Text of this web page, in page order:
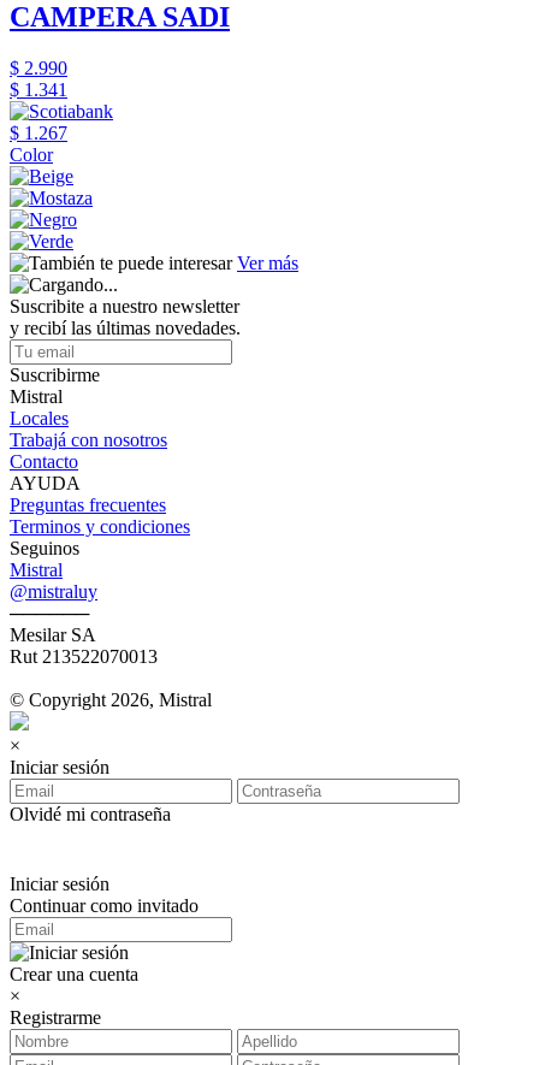
CAMPERA SADI
$ 2.990
$ 1.341
$ 1.267
Color
Ver más
Suscribite a nuestro newsletter
y recibí las últimas novedades.
Suscribirme
Mistral
Locales
Trabajá con nosotros
Contacto
AYUDA
Preguntas frecuentes
Terminos y condiciones
Seguinos
Mistral
@mistraluy
──────
Mesilar SA
Rut 213522070013
© Copyright 2026, Mistral
×
Iniciar sesión
Olvidé mi contraseña
Iniciar sesión
Continuar como invitado
Crear una cuenta
×
Registrarme